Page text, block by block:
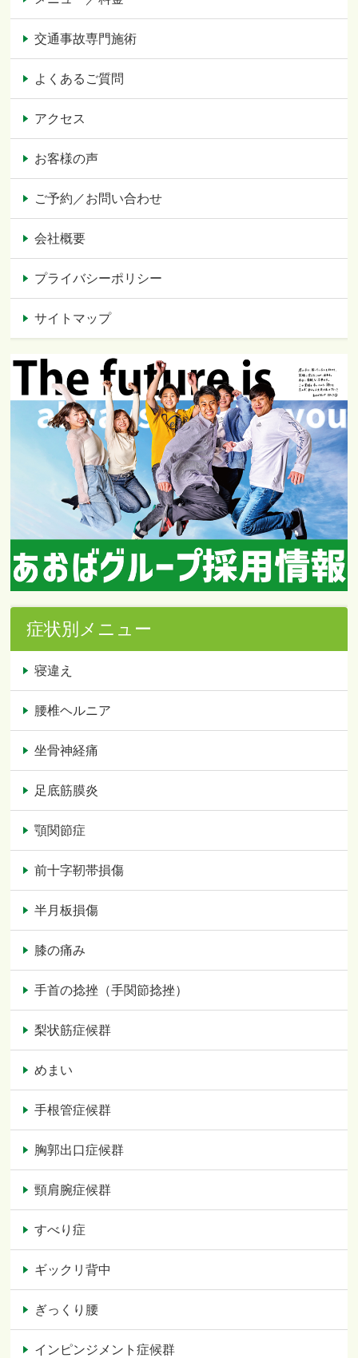
交通事故専門施術
よくあるご質問
アクセス
お客様の声
ご予約／お問い合わせ
会社概要
プライバシーポリシー
サイトマップ
症状別メニュー
寝違え
腰椎ヘルニア
坐骨神経痛
足底筋膜炎
顎関節症
前十字靭帯損傷
半月板損傷
膝の痛み
手首の捻挫（手関節捻挫）
梨状筋症候群
めまい
手根管症候群
胸郭出口症候群
頸肩腕症候群
すべり症
ギックリ背中
ぎっくり腰
インピンジメント症候群